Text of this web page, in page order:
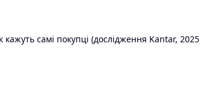
самі покупці (дослідження Kantar,